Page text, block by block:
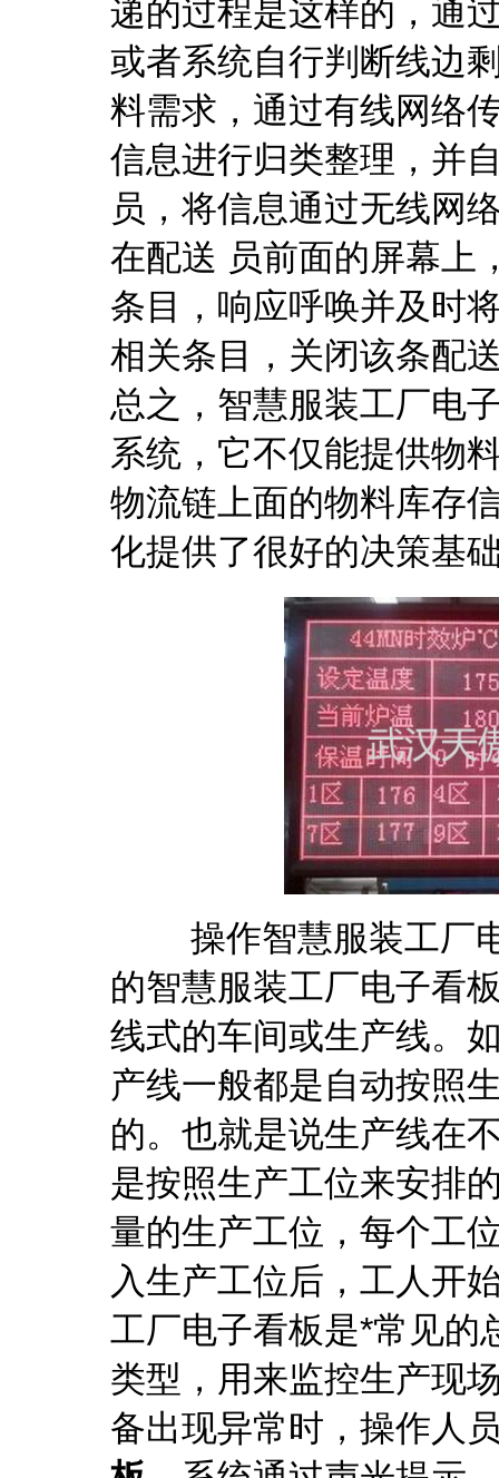
递的过程是这样的，通
或者系统自行判断线边
料需求，通过有线网络
信息进行归类整理，并
员，将信息通过无线网
在配送 员前面的屏幕上
条目，响应呼唤并及时
相关条目，关闭该条配
总之，智慧服装工厂电
系统，它不仅能提供物
物流链上面的物料库存
化提供了很好的决策基
操作智慧服装工厂电
的智慧服装工厂电子看
线式的车间或生产线。
产线一般都是自动按照
的。也就是说生产线在
是按照生产工位来安排
量的生产工位，每个工
入生产工位后，工人开
工厂电子看板是*常见的
类型，用来监控生产现
备出现异常时，操作人